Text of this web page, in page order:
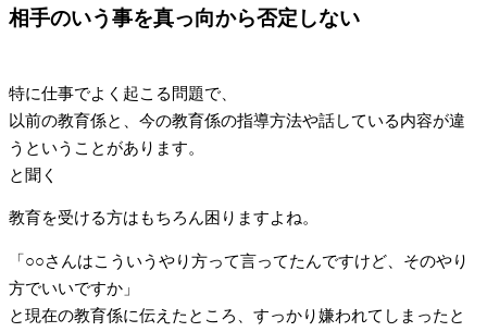
相手のいう事を真っ向から否定しない
特に仕事でよく起こる問題で、
以前の教育係と、今の教育係の指導方法や話している内容が違
うということがあります。
と聞く
教育を受ける方はもちろん困りますよね。
「○○さんはこういうやり方って言ってたんですけど、そのやり
方でいいですか」
と現在の教育係に伝えたところ、すっかり嫌われてしまったと